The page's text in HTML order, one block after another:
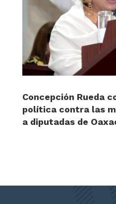
Concepción Rueda
política contra las
a diputadas de